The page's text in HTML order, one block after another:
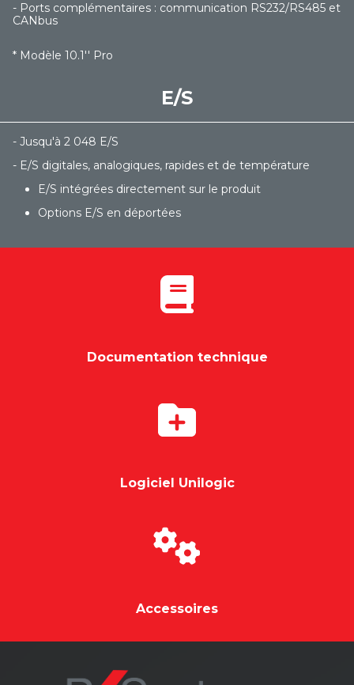
- Ports complémentaires : communication RS232/RS485 et
CANbus
* Modèle 10.1'' Pro
E/S
- Jusqu'à 2 048 E/S
- E/S digitales, analogiques, rapides et de température
E/S intégrées directement sur le produit
Options E/S en déportées
Documentation technique
Logiciel Unilogic
Accessoires